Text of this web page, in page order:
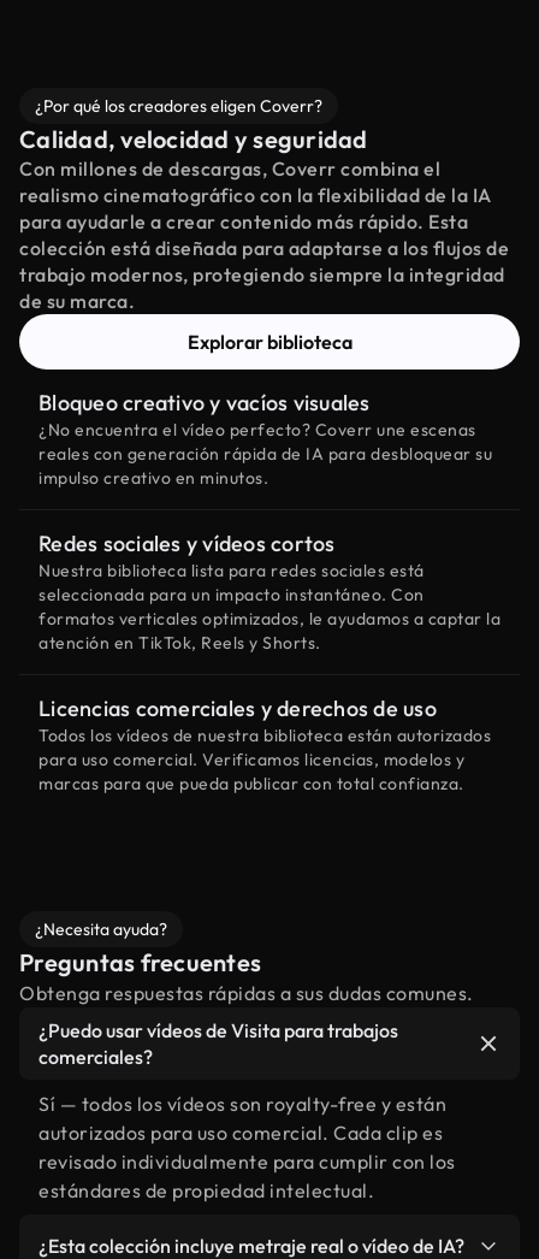
¿Por qué los creadores eligen Coverr?
Calidad, velocidad y seguridad
Con millones de descargas, Coverr combina el
realismo cinematográfico con la flexibilidad de la IA
para ayudarle a crear contenido más rápido. Esta
colección está diseñada para adaptarse a los flujos de
trabajo modernos, protegiendo siempre la integridad
de su marca.
Explorar biblioteca
Bloqueo creativo y vacíos visuales
¿No encuentra el vídeo perfecto? Coverr une escenas
reales con generación rápida de IA para desbloquear su
impulso creativo en minutos.
Redes sociales y vídeos cortos
Nuestra biblioteca lista para redes sociales está
seleccionada para un impacto instantáneo. Con
formatos verticales optimizados, le ayudamos a captar la
atención en TikTok, Reels y Shorts.
Licencias comerciales y derechos de uso
Todos los vídeos de nuestra biblioteca están autorizados
para uso comercial. Verificamos licencias, modelos y
marcas para que pueda publicar con total confianza.
¿Necesita ayuda?
Preguntas frecuentes
Obtenga respuestas rápidas a sus dudas comunes.
¿Puedo usar vídeos de Visita para trabajos
comerciales?
Sí — todos los vídeos son royalty-free y están
autorizados para uso comercial. Cada clip es
revisado individualmente para cumplir con los
estándares de propiedad intelectual.
¿Esta colección incluye metraje real o vídeo de IA?